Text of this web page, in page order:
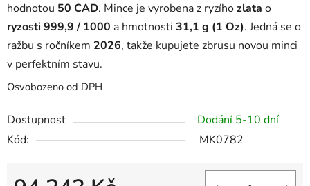
hodnotou 50 CAD. Mince je vyrobena z ryzíhozlata o
ryzosti 999,9 / 1000 a hmotnosti 31,1 g (1 Oz). Jedná se o
ražbu s ročníkem 2026, takže kupujete zbrusu novou minci
v perfektním stavu.
Osvobozeno od DPH
Dostupnost
Dodání 5-10 dní
Kód:
MK0782